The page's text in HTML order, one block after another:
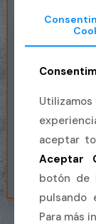
aceptar
Aceptar
botón de
Para más